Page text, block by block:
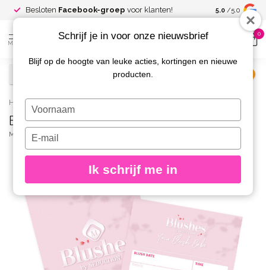
Besloten Facebook-groep voor klanten! Spaar voor
kortingen
5.0 /5.0
MENU
0
Home / Blush Afsprakenkaartjes 50 st.
Blush Afsprakenkaartjes 50 st.
MAGNETIC
Schrijf je in voor onze nieuwsbrief
Blijf op de hoogte van leuke acties, kortingen en nieuwe
producten.
Typ
je
naam
Typ
je
e-
in
Ik schrijf me in